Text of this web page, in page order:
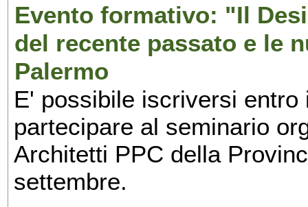
Evento formativo: "Il
del recente passato e le
Palermo
E' possibile iscriversi
partecipare al seminario
Architetti PPC della
settembre.